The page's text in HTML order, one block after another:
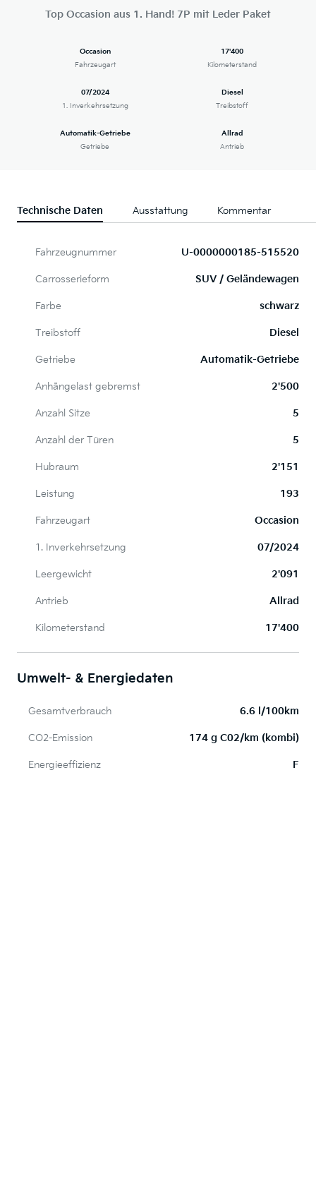
Top Occasion aus 1. Hand! 7P mit Leder Paket
Occasion
Fahrzeugart
17'400
Kilometerstand
07/2024
1. Inverkehrsetzung
Diesel
Treibstoff
Automatik-Getriebe
Getriebe
Allrad
Antrieb
Technische Daten Ausstattung Kommentar
Fahrzeugnummer U-0000000185-515520
Carrosserieform SUV / Geländewagen
Farbe schwarz
Treibstoff Diesel
Getriebe Automatik-Getriebe
Anhängelast gebremst 2'500
Anzahl Sitze 5
Anzahl der Türen 5
Hubraum 2'151
Leistung 193
Fahrzeugart Occasion
1. Inverkehrsetzung 07/2024
Leergewicht 2'091
Antrieb Allrad
Kilometerstand 17'400
Umwelt- & Energiedaten
Gesamtverbrauch 6.6 l/100km
CO2-Emission 174 g C02/km (kombi)
Energieeffizienz F